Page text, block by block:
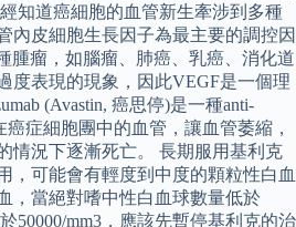
知道癌細胞的血管新生牽涉到多種
內皮細胞生長因子為最主要的調控因
腫瘤，如腦瘤、肺癌、乳癌、消化道
度表現的現象，因此VEGF是一個理
(Avastin, 癌思停)是一種anti-
症細胞團中的血管，讓血管萎縮，
情況下逐漸死亡。 長期服用基利克
，可能會有輕度到中度的顆粒性白血
，當絕對嗜中性白血球數量低於
50000/mm3，應該先暫停基利克的治